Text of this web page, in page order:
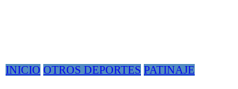
INICIO OTROS DEPORTES PATINAJE